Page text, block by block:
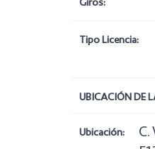
Tipo Licencia:
UBICACIÓN DE
Ubicación:
C.